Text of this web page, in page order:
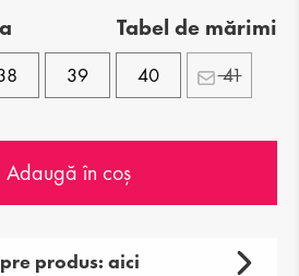
Tabel de mărimi
39 40 41
Adaugă în coș
produs: aici